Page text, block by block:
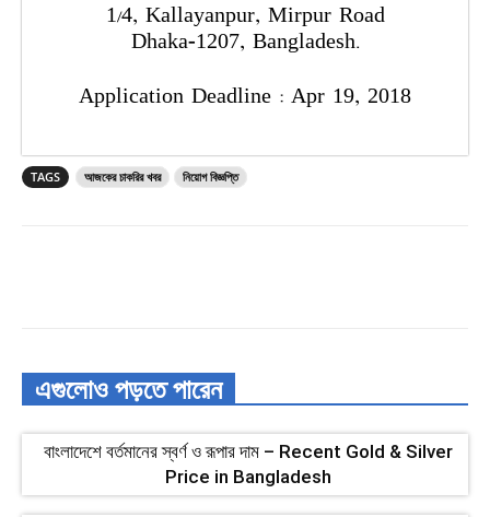
1/4, Kallayanpur, Mirpur Road
Dhaka-1207, Bangladesh.
Application Deadline : Apr 19, 2018
TAGS আজকের চাকরির খবর নিয়োগ বিজ্ঞপ্তি
এগুলোও পড়তে পারেন
বাংলাদেশে বর্তমানের স্বর্ণ ও রূপার দাম – Recent Gold & Silver
Price in Bangladesh